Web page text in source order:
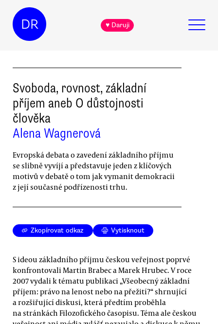
DR ♥ Daruji
Svoboda, rovnost, základní
příjem aneb O důstojnosti
člověka
Alena Wagnerová
Evropská debata o zavedení základního příjmu
se slibně vyvíjí a představuje jeden z klíčových
motivů v debatě o tom jak vymanit demokracii
z její současné podřízenosti trhu.
Zkopírovat odkaz Vytisknout
S ideou základního příjmu českou veřejnost poprvé
konfrontovali Martin Brabec a Marek Hrubec. V roce
2007 vydali k tématu publikaci „Všeobecný základní
příjem: právo na lenost nebo na přežití?“ shrnující
a rozšiřující diskusi, která předtím proběhla
na stránkách Filozofického časopisu. Téma ale českou